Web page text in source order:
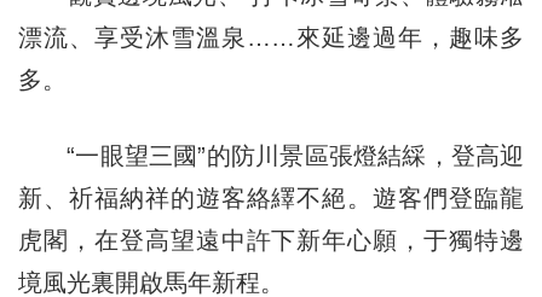
漂流、享受沐雪溫泉……來延邊過年，趣味多
多。
“一眼望三國”的防川景區張燈結綵，登高迎
新、祈福納祥的遊客絡繹不絕。遊客們登臨龍
虎閣，在登高望遠中許下新年心願，于獨特邊
境風光裏開啟馬年新程。